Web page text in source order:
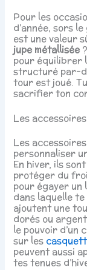
Pour les
d’année, sors
est une valeur
jupe métallisée
pour équilibrer
structuré par-
tour est joué.
sacrifier ton
Les
Les
personnaliser
En hiver, ils
protéger du
pour égayer un
dans laquelle
ajoutent une
dorés ou
le pouvoir d’un
sur les
peuvent aussi
tes tenues